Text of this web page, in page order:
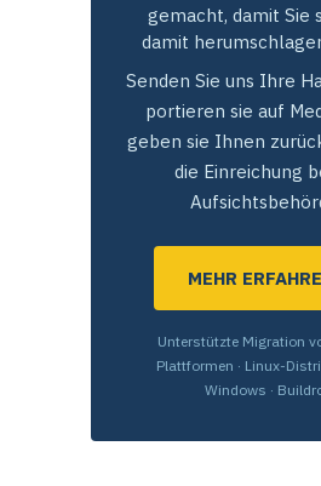
gemacht, damit Sie
damit
Senden Sie uns Ihre
portieren sie auf
geben sie Ihnen
die Einreichung
MEHR
Unterstützte Migration
Plattformen · Linux-
Windows ·